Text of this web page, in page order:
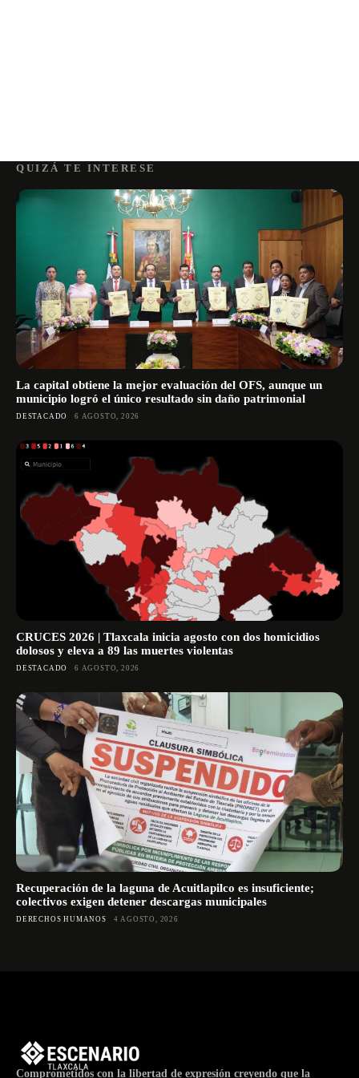
QUIZÁ TE INTERESE
La capital obtiene la mejor evaluación del OFS, aunque un
municipio logró el único resultado sin daño patrimonial
DESTACADO 6 AGOSTO, 2026
CRUCES 2026 | Tlaxcala inicia agosto con dos homicidios
dolosos y eleva a 89 las muertes violentas
DESTACADO 6 AGOSTO, 2026
Recuperación de la laguna de Acuitlapilco es insuficiente;
colectivos exigen detener descargas municipales
DERECHOS HUMANOS 4 AGOSTO, 2026
Comprometidos con la libertad de expresión creyendo que la